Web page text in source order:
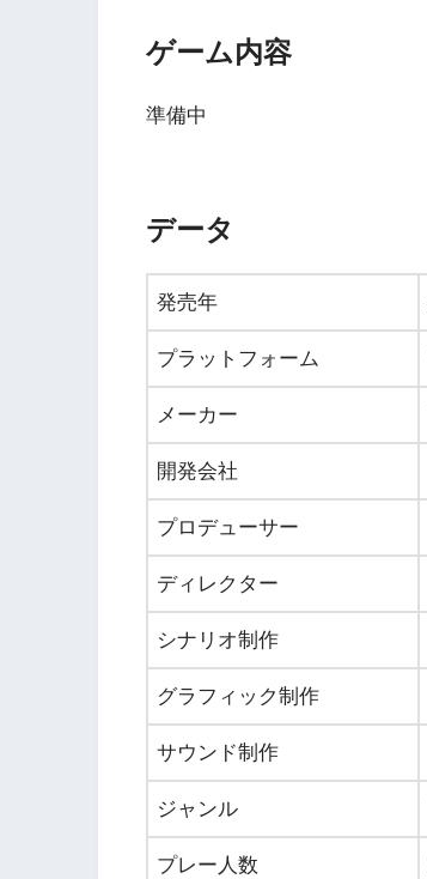
ゲーム内容
準備中
データ
発売年
プラットフォーム
メーカー
開発会社
プロデューサー
ディレクター
シナリオ制作
グラフィック制作
サウンド制作
ジャンル
プレー人数